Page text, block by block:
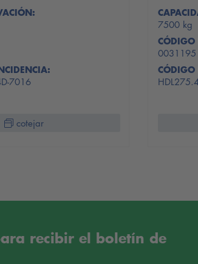
7016
cotejar
7500 kg
0031195
CÓDIGO
recibir el boletín de